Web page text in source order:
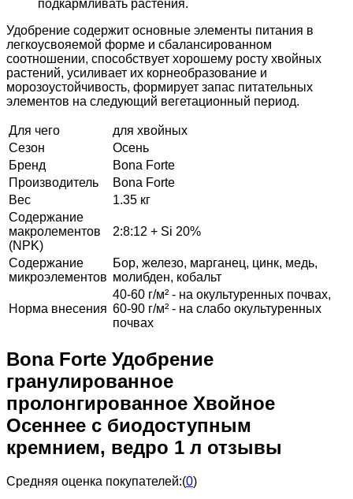
подкармливать растения.
Удобрение содержит основные элементы питания в
легкоусвояемой форме и сбалансированном
соотношении, способствует хорошему росту хвойных
растений, усиливает их корнеобразование и
морозоустойчивость, формирует запас питательных
элементов на следующий вегетационный период.
Для чего
для хвойных
Сезон
Осень
Бренд
Bona Forte
Производитель
Bona Forte
Вес
1.35 кг
Содержание
макролементов
(NPK)
2:8:12 + Si 20%
Содержание
микроэлементов
Бор, железо, марганец, цинк, медь,
молибден, кобальт
Норма внесения
40-60 г/м² - на окультуренных почвах,
60-90 г/м² - на слабо окультуренных
почвах
Bona Forte Удобрение
гранулированное
пролонгированное Хвойное
Осеннее с биодоступным
кремнием, ведро 1 л отзывы
Средняя оценка покупателей:(0)